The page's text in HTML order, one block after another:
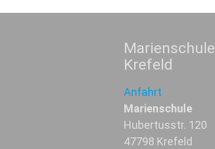
Marienschule
Krefeld
Anfahrt
Marienschule
Hubertusstr. 120
47798 Krefeld